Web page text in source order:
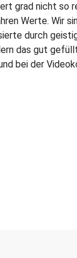
grad nicht so
Werte. Wir
durch
das gut
bei der